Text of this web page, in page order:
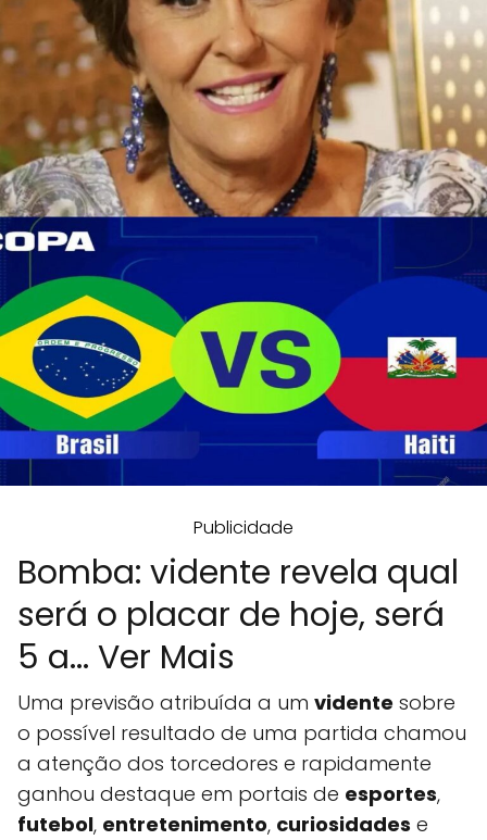
Publicidade
Bomba: vidente revela qual
será o placar de hoje, será
5 a... Ver Mais
Uma previsão atribuída a um vidente sobre
o possível resultado de uma partida chamou
a atenção dos torcedores e rapidamente
ganhou destaque em portais de esportes,
futebol, entretenimento, curiosidades e